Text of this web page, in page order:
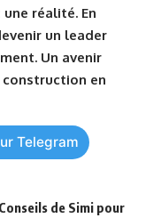
réalité. ​En
un leader
Un avenir
​en
Telegram
de Simi pour